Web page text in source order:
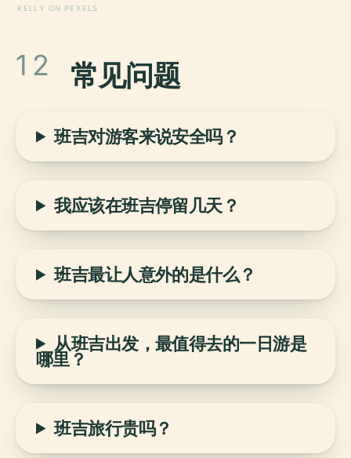
KELLY ON PEXELS
12 常见问题
班吉对游客来说安全吗？
我应该在班吉停留几天？
班吉最让人意外的是什么？
从班吉出发，最值得去的一日游是
哪里？
班吉旅行贵吗？